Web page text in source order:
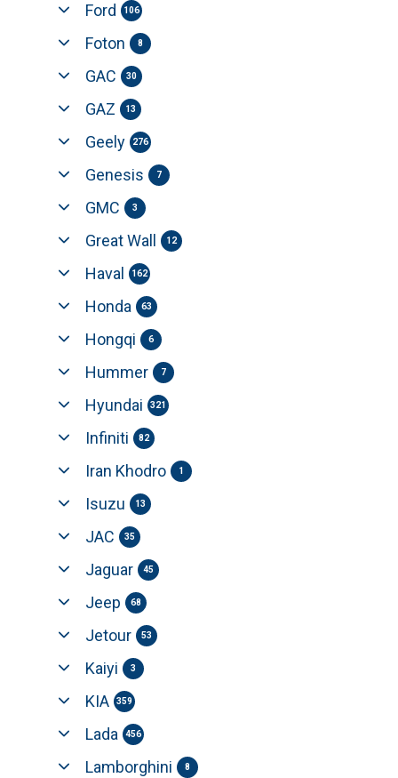
Ford 106
Foton 8
GAC 30
GAZ 13
Geely 276
Genesis 7
GMC 3
Great Wall 12
Haval 162
Honda 63
Hongqi 6
Hummer 7
Hyundai 321
Infiniti 82
Iran Khodro 1
Isuzu 13
JAC 35
Jaguar 45
Jeep 68
Jetour 53
Kaiyi 3
KIA 359
Lada 456
Lamborghini 8